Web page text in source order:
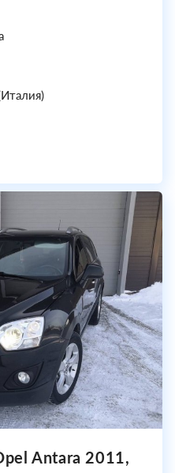
Antara 2011,